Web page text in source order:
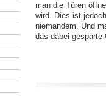
man die Türen
wird. Dies ist
niemandem. Und
das dabei gesparte